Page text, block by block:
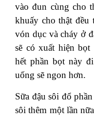
vào đun cùng cho
khuấy cho thật đều
vón dục và cháy ở
sẽ có xuất hiện
hết phần bọt này
uống sẽ ngon hơn.
Sữa đậu sôi đổ
sôi thêm một lần